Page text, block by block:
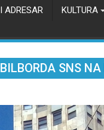
ADRESAR KULTURA
SNS